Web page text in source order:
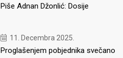
Piše Adnan Džonlić: Dosije
11. Decembra 2025.
Proglašenjem pobjednika svečano